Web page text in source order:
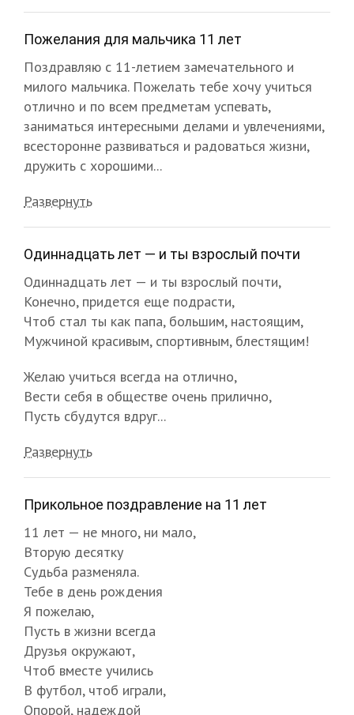
Пожелания для мальчика 11 лет
Поздравляю с 11-летием замечательного и
милого мальчика. Пожелать тебе хочу учиться
отлично и по всем предметам успевать,
заниматься интересными делами и увлечениями,
всесторонне развиваться и радоваться жизни,
дружить с хорошими...
Развернуть
Одиннадцать лет — и ты взрослый почти
Одиннадцать лет — и ты взрослый почти,
Конечно, придется еще подрасти,
Чтоб стал ты как папа, большим, настоящим,
Мужчиной красивым, спортивным, блестящим!
Желаю учиться всегда на отлично,
Вести себя в обществе очень прилично,
Пусть сбудутся вдруг...
Развернуть
Прикольное поздравление на 11 лет
11 лет — не много, ни мало,
Вторую десятку
Судьба разменяла.
Тебе в день рождения
Я пожелаю,
Пусть в жизни всегда
Друзья окружают,
Чтоб вместе учились
В футбол, чтоб играли,
Опорой, надеждой